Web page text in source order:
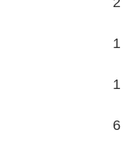
1
1
6